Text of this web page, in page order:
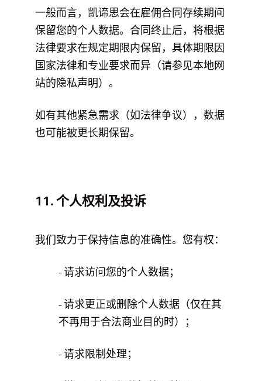
一般而言，凯谛思会在雇佣合同存续期间
保留您的个人数据。合同终止后，将根据
法律要求在规定期限内保留，具体期限因
国家法律和专业要求而异（请参见本地网
站的隐私声明）。
如有其他紧急需求（如法律争议），数据
也可能被更长期保留。
11. 个人权利及投诉
我们致力于保持信息的准确性。您有权：
- 请求访问您的个人数据；
- 请求更正或删除个人数据（仅在其
不再用于合法商业目的时）；
- 请求限制处理；